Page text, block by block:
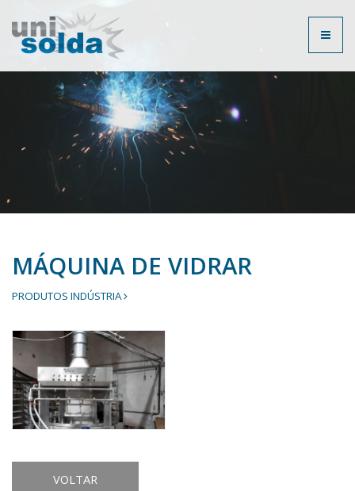
Toggle
MÁQUINA DE VIDRAR
PRODUTOS INDÚSTRIA
VOLTAR